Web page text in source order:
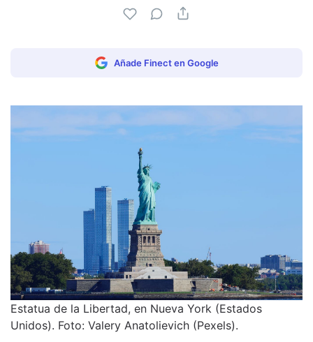
Añade Finect en Google
Estatua de la Libertad, en Nueva York (Estados
Unidos). Foto: Valery Anatolievich (Pexels).